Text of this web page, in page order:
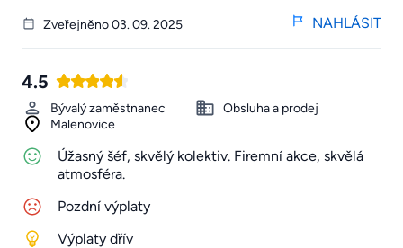
Zveřejněno 03. 09. 2025 NAHLÁSIT
4.5
Bývalý zaměstnanec
Obsluha a prodej
Malenovice
Úžasný šéf, skvělý kolektiv. Firemní akce, skvělá
atmosféra.
Pozdní výplaty
Výplaty dřív